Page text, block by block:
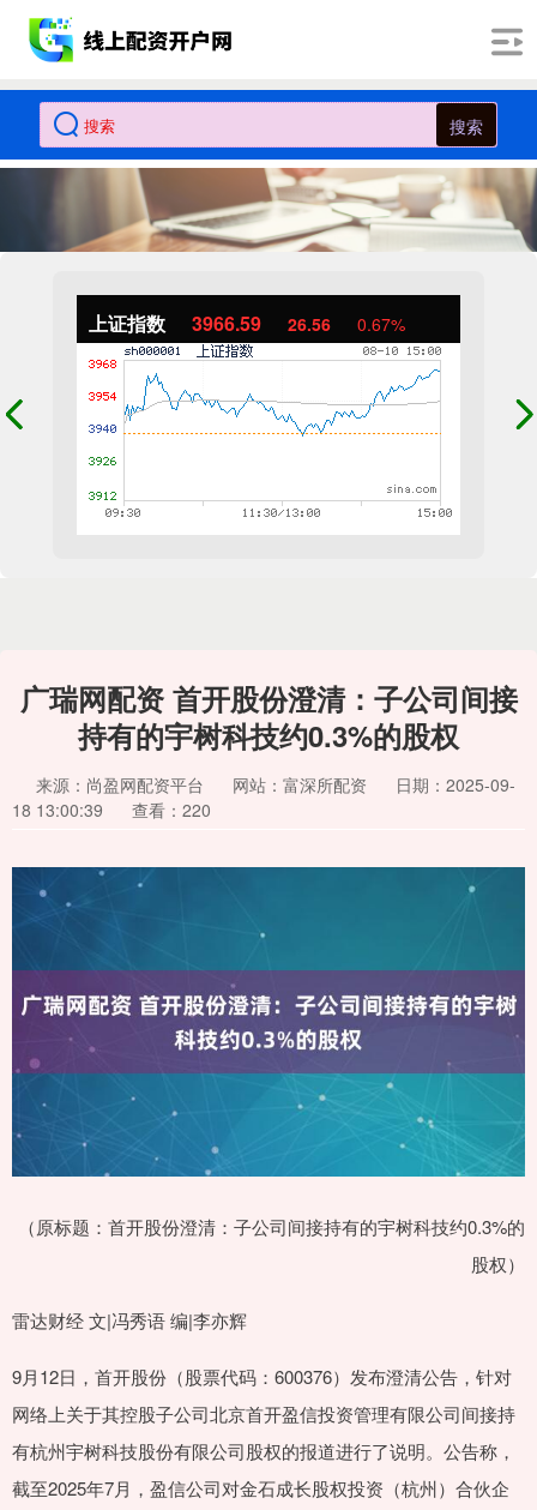
搜索
上证指数 3966.59 26.56 0.67%
广瑞网配资 首开股份澄清：子公司间接
持有的宇树科技约0.3%的股权
来源：尚盈网配资平台 网站：富深所配资
日期：2025-09-
18 13:00:39
查看：220
（原标题：首开股份澄清：子公司间接持有的宇树科技约0.3%的
股权）
雷达财经 文|冯秀语 编|李亦辉
9月12日，首开股份（股票代码：600376）发布澄清公告，针对
网络上关于其控股子公司北京首开盈信投资管理有限公司间接持
有杭州宇树科技股份有限公司股权的报道进行了说明。公告称，
截至2025年7月，盈信公司对金石成长股权投资（杭州）合伙企